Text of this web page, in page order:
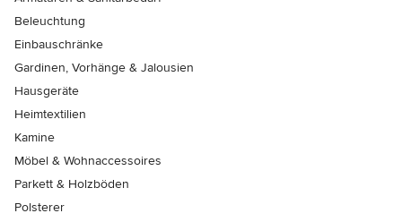
Beleuchtung
Einbauschränke
Gardinen, Vorhänge & Jalousien
Hausgeräte
Heimtextilien
Kamine
Möbel & Wohnaccessoires
Parkett & Holzböden
Polsterer